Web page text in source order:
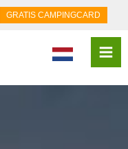
GRATIS CAMPINGCARD